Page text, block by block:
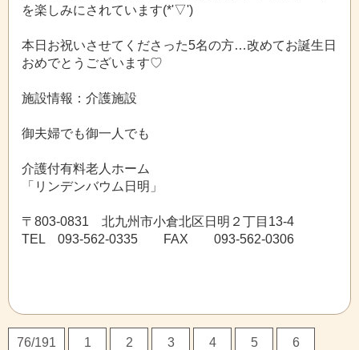
を楽しみにされています(*'▽')
本日お祝いさせてくださった5名の方…改めてお誕生日
おめでとうございます♡
施設情報：介護施設
御夫婦でも御一人でも
介護付有料老人ホーム
「リンデンバウム日明」
〒803-0831 北九州市小倉北区日明２丁目13-4
TEL 093-562-0335 FAX 093-562-0306
76/191 1 2 3 4 5 6